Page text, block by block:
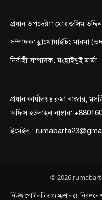
প্রধান উপদেষ্টা: মোঃ জসিম উদ্দিন
সম্পাদক: হ্লাথোয়াইচিং মারমা
নির্বাহী সম্পাদক: মংহাইথুই মার্মা
প্রধান কার্যালয়ঃ রুমা বাজার,
অফিস হটলাইন নাম্বার:
ইমেইল :
© 2026
নিউজ পোর্টালটি তথ্য মন্ত্রণালয়ে